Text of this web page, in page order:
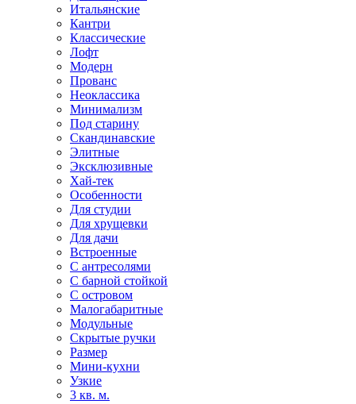
Итальянские
Кантри
Классические
Лофт
Модерн
Прованс
Неоклассика
Минимализм
Под старину
Скандинавские
Элитные
Эксклюзивные
Хай-тек
Особенности
Для студии
Для хрущевки
Для дачи
Встроенные
С антресолями
С барной стойкой
С островом
Малогабаритные
Модульные
Скрытые ручки
Размер
Мини-кухни
Узкие
3 кв. м.